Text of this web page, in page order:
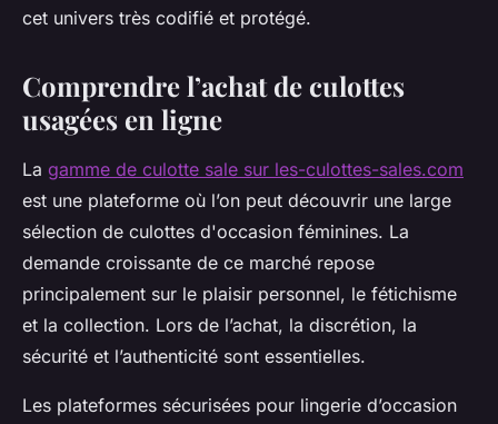
cet univers très codifié et protégé.
Comprendre l’achat de culottes
usagées en ligne
La gamme de culotte sale sur les-culottes-sales.com
est une plateforme où l’on peut découvrir une large
sélection de culottes d'occasion féminines. La
demande croissante de ce marché repose
principalement sur le plaisir personnel, le fétichisme
et la collection. Lors de l’achat, la discrétion, la
sécurité et l’authenticité sont essentielles.
Les plateformes sécurisées pour lingerie d’occasion